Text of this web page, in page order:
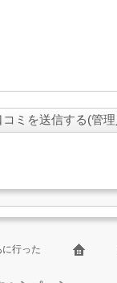
行った